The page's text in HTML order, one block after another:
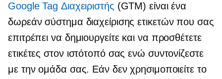
Google Tag Διαχειριστής (GTM) είναι ένα
δωρεάν σύστημα διαχείρισης ετικετών που σας
επιτρέπει να δημιουργείτε και να προσθέτετε
ετικέτες στον ιστότοπό σας ενώ συντονίζεστε
με την ομάδα σας. Εάν δεν χρησιμοποιείτε το